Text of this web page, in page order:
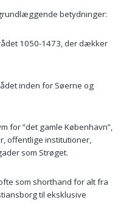
betydninger:
1050-1473, der dækker
inden for Søerne og
for ”det gamle København”,
offentlige institutioner,
som Strøget.
som shorthand for alt fra
til eksklusive